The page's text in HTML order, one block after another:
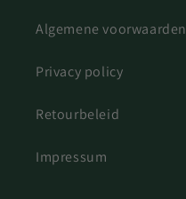
Algemene voorwaarden
Privacy policy
Retourbeleid
Impressum